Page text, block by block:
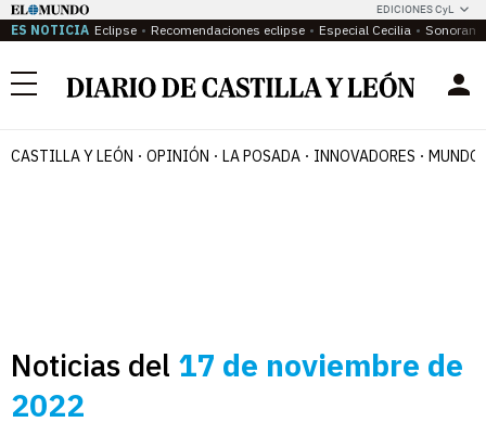
EDICIONES CyL
ES NOTICIA Eclipse Recomendaciones eclipse Especial Cecilia
Menú
CASTILLA Y LEÓN OPINIÓN LA POSADA INNOVADORES MUNDO
Noticias del 17 de noviembre de
2022